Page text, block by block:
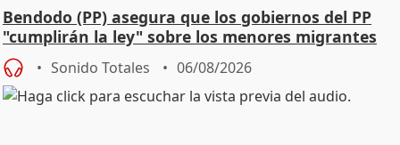
Bendodo (PP) asegura que los gobiernos del PP
"cumplirán la ley" sobre los menores migrantes
Sonido Totales 06/08/2026